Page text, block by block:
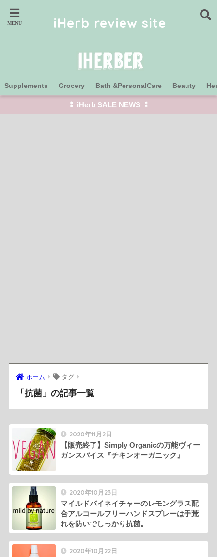
iHerb review site
Supplements Grocery Bath &PersonalCare Beauty
⁑ iHerb SALE NEWS ⁑
ホーム タグ
「抗菌」の記事一覧
2020年11月2日
【販売終了】Simply Organicの万能ヴィー
ガンスパイス『チキンオーガニック』
2020年10月23日
マイルドバイネイチャーのレモングラス配
合アルコールフリーハンドスプレーは手荒
れを防いでしっかり抗菌。
2020年10月22日